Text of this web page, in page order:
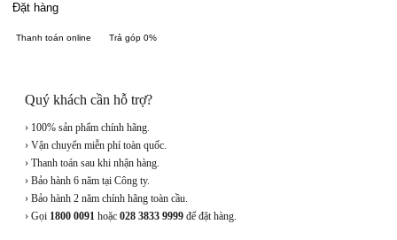
Đặt hàng
Thanh toán online Trả góp 0%
Quý khách cần hỗ trợ?
› 100% sản phẩm chính hãng.
› Vận chuyển miễn phí toàn quốc.
› Thanh toán sau khi nhận hàng.
› Bảo hành 6 năm tại Công ty.
› Bảo hành 2 năm chính hãng toàn cầu.
› Gọi 1800 0091 hoặc 028 3833 9999 để đặt hàng.